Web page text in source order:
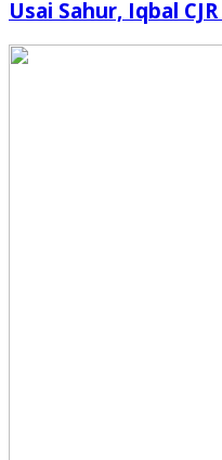
Usai Sahur, Iqbal